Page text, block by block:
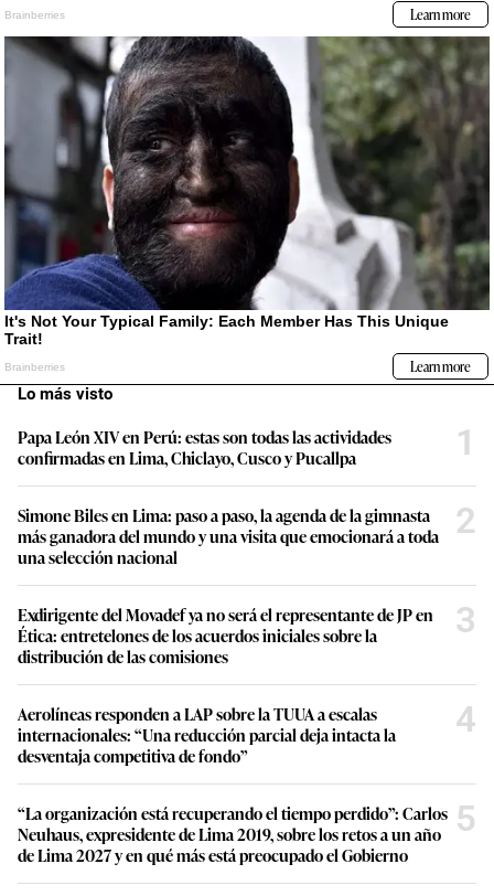
Lo más visto
Papa León XIV en Perú: estas son todas las actividades
confirmadas en Lima, Chiclayo, Cusco y Pucallpa
1
Simone Biles en Lima: paso a paso, la agenda de la gimnasta
más ganadora del mundo y una visita que emocionará a toda
una selección nacional
2
Exdirigente del Movadef ya no será el representante de JP en
Ética: entretelones de los acuerdos iniciales sobre la
distribución de las comisiones
3
Aerolíneas responden a LAP sobre la TUUA a escalas
internacionales: “Una reducción parcial deja intacta la
desventaja competitiva de fondo”
4
“La organización está recuperando el tiempo perdido”: Carlos
Neuhaus, expresidente de Lima 2019, sobre los retos a un año
de Lima 2027 y en qué más está preocupado el Gobierno
5